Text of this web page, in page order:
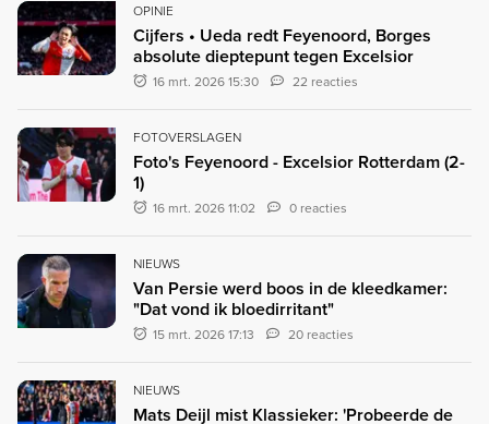
OPINIE
Cijfers • Ueda redt Feyenoord, Borges
absolute dieptepunt tegen Excelsior
16 mrt. 2026 15:30 22 reacties
FOTOVERSLAGEN
Foto's Feyenoord - Excelsior Rotterdam (2-
1)
16 mrt. 2026 11:02 0 reacties
NIEUWS
Van Persie werd boos in de kleedkamer:
"Dat vond ik bloedirritant"
15 mrt. 2026 17:13 20 reacties
NIEUWS
Mats Deijl mist Klassieker: 'Probeerde de